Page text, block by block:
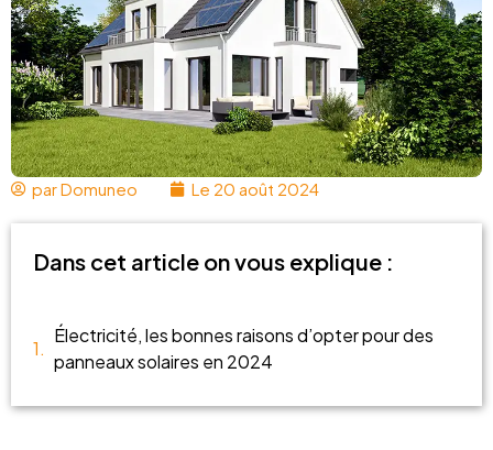
parDomuneo Le 20 août 2024
Dans cet article on vous explique :
Électricité, les bonnes raisons d’opter pour des
panneaux solaires en 2024